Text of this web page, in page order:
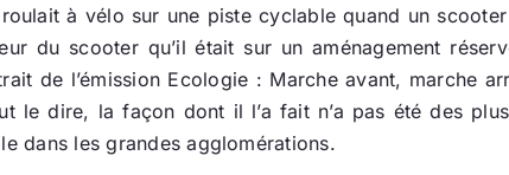
à vélo sur une piste cyclable quand un
du scooter qu’il était sur un aménagement
de l’émission Ecologie : Marche avant, marche
le dire, la façon dont il l’a fait n’a pas été des
dans les grandes agglomérations.